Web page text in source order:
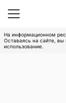
На информационном
Оставаясь на сайте, вы
использование.